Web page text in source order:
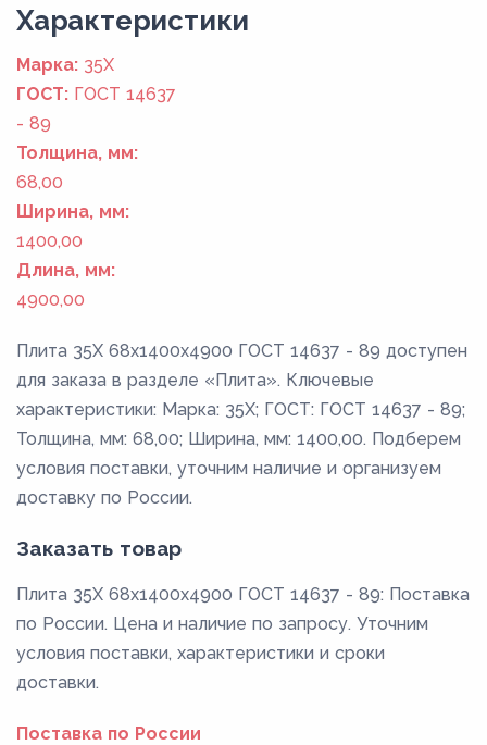
Xарактеристики
Марка: 35Х
ГОСТ: ГОСТ 14637
- 89
Толщина, мм:
68,00
Ширина, мм:
1400,00
Длина, мм:
4900,00
Плита 35Х 68x1400x4900 ГОСТ 14637 - 89 доступен
для заказа в разделе «Плита». Ключевые
характеристики: Марка: 35Х; ГОСТ: ГОСТ 14637 - 89;
Толщина, мм: 68,00; Ширина, мм: 1400,00. Подберем
условия поставки, уточним наличие и организуем
доставку по России.
Заказать товар
Плита 35Х 68x1400x4900 ГОСТ 14637 - 89: Поставка
по России. Цена и наличие по запросу. Уточним
условия поставки, характеристики и сроки
доставки.
Поставка по России